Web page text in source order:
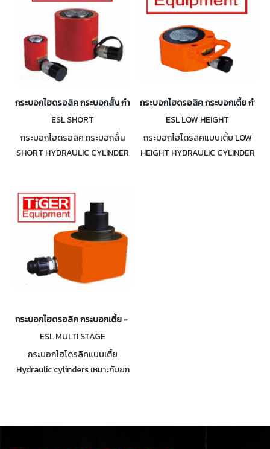
กระบอกไฮดรอลิค กระบอกสั้น กำลังอัด 10 - 100 ตัน
ESL SHORT
กระบอกไฮดรอลิค กระบอกสั้น
SHORT HYDRAULIC CYLINDER
กระบอกไฮดรอลิค กระบอกเตี้ย กำลั
ESL LOW HEIGHT
กระบอกไฮโดรลิคแบบเตี้ย LOW
HEIGHT HYDRAULIC CYLINDER
กระบอกไฮดรอลิค กระบอกเตี้ย - ยืดยาว 10 - 100 ตัน
ESL MULTI STAGE
กระบอกไฮโดรลิคแบบเตี้ย
Hydraulic cylinders เหมาะกับยก